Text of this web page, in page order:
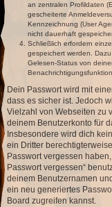
an zentralen Profildaten
gescheiterte
Kennzeichnung (User
nicht dauerhaft
Schließlich erfordern
gespeichert werden.
Gelesen-Status von
Dein Passwort wird mit
dass es sicher ist. Jedoch
Vielzahl von Webseiten zu
deinem Benutzerkonto für
Insbesondere wird dich
ein Dritter
Passwort vergessen
Passwort vergessen“
deinem Benutzernamen
ein neu generiertes
Board zugreifen kannst.